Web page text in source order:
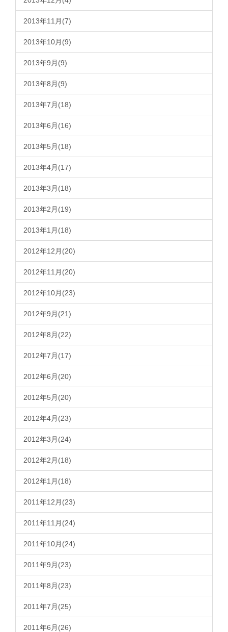
2013年11月(7)
2013年10月(9)
2013年9月(9)
2013年8月(9)
2013年7月(18)
2013年6月(16)
2013年5月(18)
2013年4月(17)
2013年3月(18)
2013年2月(19)
2013年1月(18)
2012年12月(20)
2012年11月(20)
2012年10月(23)
2012年9月(21)
2012年8月(22)
2012年7月(17)
2012年6月(20)
2012年5月(20)
2012年4月(23)
2012年3月(24)
2012年2月(18)
2012年1月(18)
2011年12月(23)
2011年11月(24)
2011年10月(24)
2011年9月(23)
2011年8月(23)
2011年7月(25)
2011年6月(26)